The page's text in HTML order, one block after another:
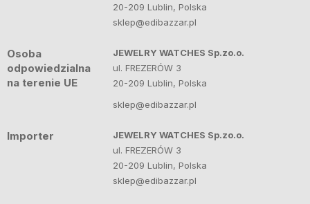
20-209 Lublin, Polska
sklep@edibazzar.pl
Osoba
odpowiedzialna
na terenie UE
JEWELRY WATCHES Sp.zo.o.
ul. FREZERÓW 3
20-209 Lublin, Polska
sklep@edibazzar.pl
Importer
JEWELRY WATCHES Sp.zo.o.
ul. FREZERÓW 3
20-209 Lublin, Polska
sklep@edibazzar.pl